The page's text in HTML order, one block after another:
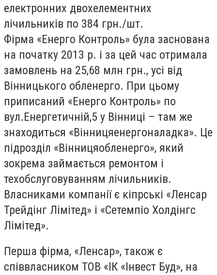
електронних двохелементних
лічильників по 384 грн./шт.
Фірма «Енерго Контроль» була заснована
на початку 2013 р. і за цей час отримала
замовлень на 25,68 млн грн., усі від
Вінницького обленерго. При цьому
приписаний «Енерго Контроль» по
вул.Енергетичній,5 у Вінниці – там же
знаходиться «Вінницяенергоналадка». Це
підрозділ «Вінницяобленерго», який
зокрема займається ремонтом і
техобслуговуванням лічильників.
Власниками компанії є кіпрські «Ленсар
Трейдінг Лімітед» і «Сетемпіо Холдінгс
Лімітед».
Перша фірма, «Ленсар», також є
співвласником ТОВ «ІК «Інвест Буд», на